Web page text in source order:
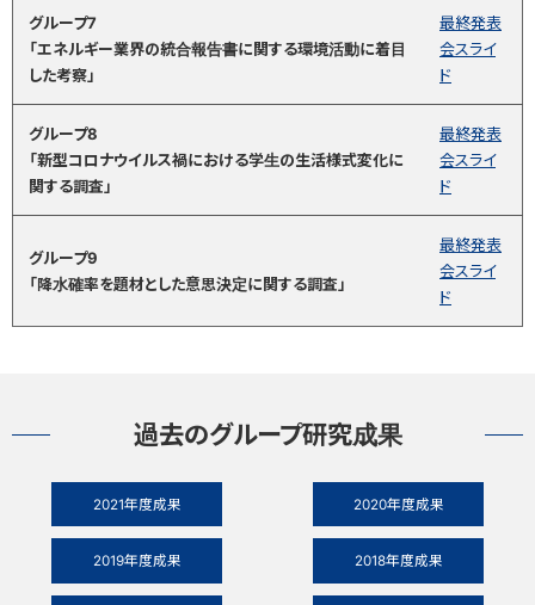
グループ7
「エネルギー業界の統合報告書に関する環境活動に着目
した考察」
最終発表
会スライ
ド
グループ8
「新型コロナウイルス禍における学生の生活様式変化に
関する調査」
最終発表
会スライ
ド
グループ9
「降水確率を題材とした意思決定に関する調査」
最終発表
会スライ
ド
過去のグループ研究成果
2021年度成果 2020年度成果
2019年度成果 2018年度成果